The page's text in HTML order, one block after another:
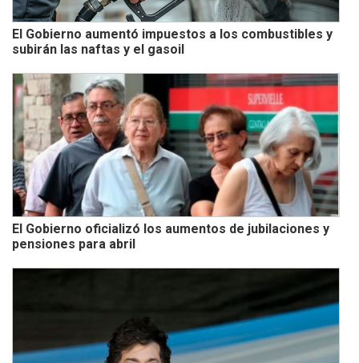
El Gobierno aumentó impuestos a los combustibles y
subirán las naftas y el gasoil
El Gobierno oficializó los aumentos de jubilaciones y
pensiones para abril